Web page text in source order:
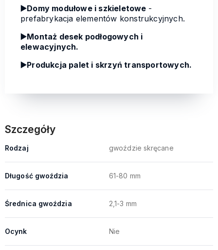
▶️Domy modułowe i szkieletowe -
prefabrykacja elementów konstrukcyjnych.
▶️Montaż desek podłogowych i
elewacyjnych.
▶️Produkcja palet i skrzyń transportowych.
Szczegóły
Rodzaj gwoździe skręcane
Długość gwoździa 61-80 mm
Średnica gwoździa 2,1-3 mm
Ocynk Nie